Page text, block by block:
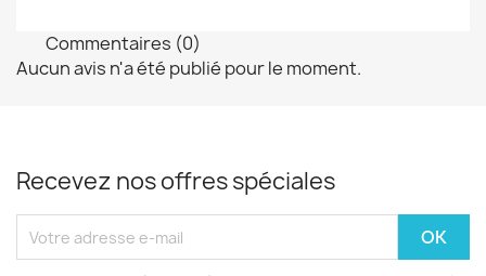
Commentaires (0)
Aucun avis n'a été publié pour le moment.
Recevez nos offres spéciales